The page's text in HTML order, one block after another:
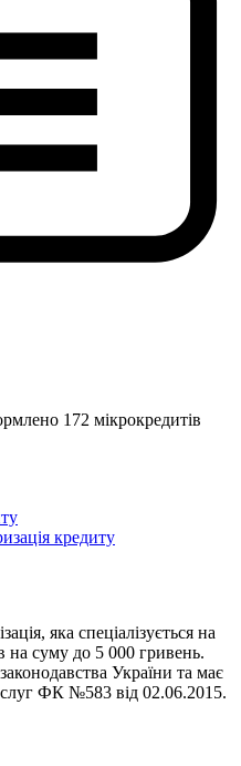
172 мікрокредитів
кредиту
яка спеціалізується на
на суму до 5 000 гривень.
України та має
ФК №583 від 02.06.2015.